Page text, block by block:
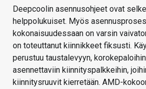
Deepcoolin asennusohjeet ovat
helppolukuiset. Myös
kokonaisuudessaan on varsin
on toteuttanut kiinnikkeet fiksusti.
perustuu taustalevyyn,
asennettaviin kiinnityspalkkeihin,
kiinnitysruuvit kierretään. AMD-